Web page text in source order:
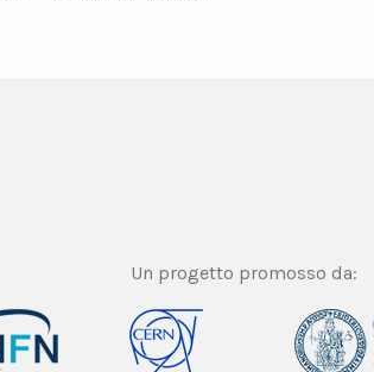
Un progetto promosso da: